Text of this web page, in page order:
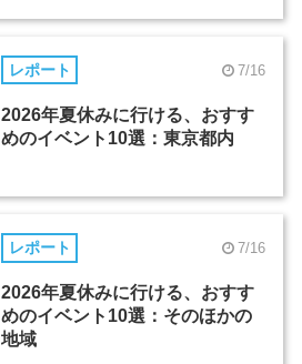
レポート 7/16
2026年夏休みに行ける、おすす
めのイベント10選：東京都内
レポート 7/16
2026年夏休みに行ける、おすす
めのイベント10選：そのほかの
地域